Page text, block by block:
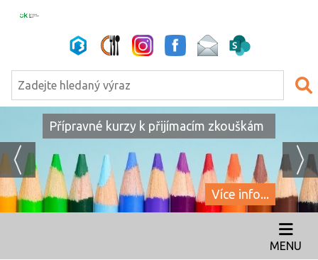
Přípravné kurzy k přijímacím zkouškám
Více info...
MENU